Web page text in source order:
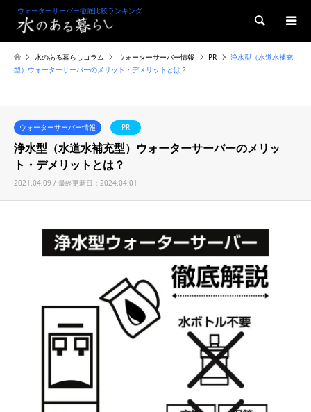
ウォーターサーバー徹底比較ランキング
検索
水のある暮らしコラム ウォーターサーバー情報 PR
浄水型（水道水補充
型）ウォーターサーバーのメリット・デメリットとは？
ウォーターサーバー情報 PR
浄水型（水道水補充型）ウォーターサーバーのメリッ
ト・デメリットとは？
2021.04.09 / 最終更新日：2024.04.01